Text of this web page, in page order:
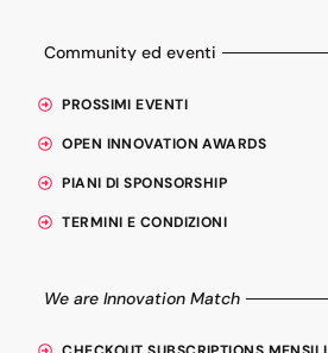
Community ed eventi
PROSSIMI EVENTI
OPEN INNOVATION AWARDS
PIANI DI SPONSORSHIP
TERMINI E CONDIZIONI
We are Innovation Match